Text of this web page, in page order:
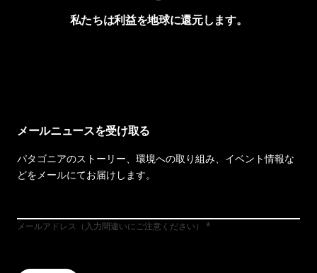
私たちは利益を地球に還元します。
メールニュースを受け取る
パタゴニアのストーリー、環境への取り組み、イベント情報な
どをメールにてお届けします。
メールアドレス（入力間違いにご注意ください）